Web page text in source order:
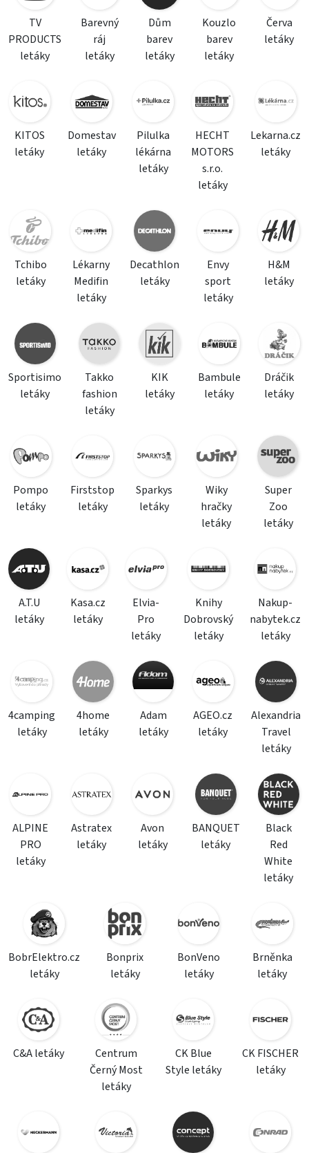
TV
PRODUCTS
letáky
Barevný
ráj
letáky
Dům
barev
letáky
Kouzlo
barev
letáky
Červa
letáky
KITOS
letáky
Domestav
letáky
Pilulka
lékárna
letáky
HECHT
MOTORS
s.r.o.
letáky
Lekarna.cz
letáky
Tchibo
letáky
Lékarny
Medifin
letáky
Decathlon
letáky
Envy
sport
letáky
H&M
letáky
Sportisimo
letáky
Takko
fashion
letáky
KIK
letáky
Bambule
letáky
Dráčik
letáky
Pompo
letáky
Firststop
letáky
Sparkys
letáky
Wiky
hračky
letáky
Super
Zoo
letáky
A.T.U
letáky
Kasa.cz
letáky
Elvia-
Pro
letáky
Knihy
Dobrovský
letáky
Nakup-
nabytek.cz
letáky
4camping
letáky
4home
letáky
Adam
letáky
AGEO.cz
letáky
Alexandria
Travel
letáky
ALPINE
PRO
letáky
Astratex
letáky
Avon
letáky
BANQUET
letáky
Black
Red
White
letáky
BobrElektro.cz
letáky
Bonprix
letáky
BonVeno
letáky
Brněnka
letáky
C&A letáky
Centrum
Černý Most
letáky
CK Blue
Style letáky
CK FISCHER
letáky